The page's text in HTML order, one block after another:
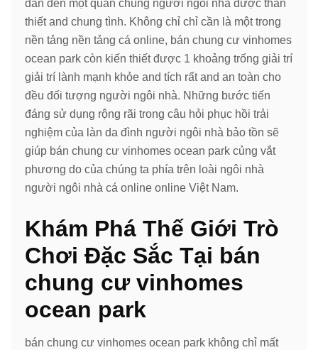
dẫn đến một quần chúng người ngôi nhà được thân
thiết and chung tình. Không chỉ chỉ cần là một trong
nền tảng nền tảng cá online, bán chung cư vinhomes
ocean park còn kiến thiết được 1 khoảng trống giải trí
giải trí lành mạnh khỏe and tích rất and an toàn cho
đều đối tượng người ngôi nhà. Những bước tiến
đáng sử dụng rộng rãi trong câu hỏi phục hồi trải
nghiệm của làn da đình người ngôi nhà bảo tồn sẽ
giúp bán chung cư vinhomes ocean park củng vắt
phương do của chúng ta phía trên loài ngôi nhà
người ngôi nhà cá online online Việt Nam.
Khám Phá Thế Giới Trò
Chơi Đặc Sắc Tại bán
chung cư vinhomes
ocean park
bán chung cư vinhomes ocean park không chỉ mất